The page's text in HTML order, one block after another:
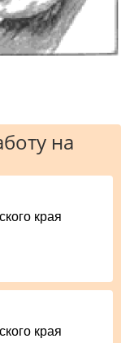
на
края
края